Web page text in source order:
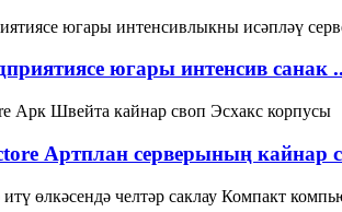
югары интенсив санак
Артплан серверының кайнар